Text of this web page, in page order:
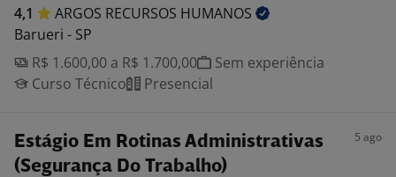
4,1 ARGOS RECURSOS HUMANOS
Barueri - SP
R$ 1.600,00 a R$ 1.700,00
Sem experiência
Curso Técnico
Presencial
Estágio Em Rotinas Administrativas
(Segurança Do Trabalho)
5 ago